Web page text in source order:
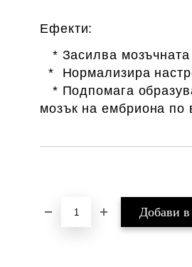
Ефекти:
* Засилва мозъчната
* Нормализира
* Подпомага
мозък на ембриона по